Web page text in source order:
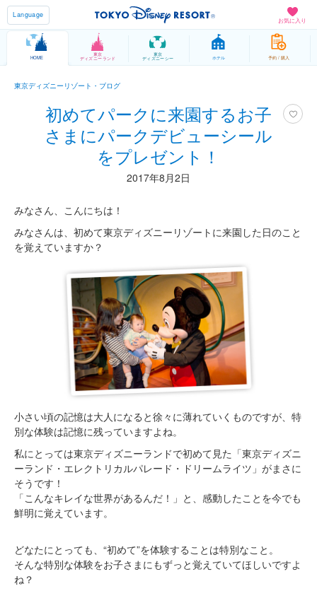
お気に入り
Language
HOME
東京
ディズニーランド
東京
ディズニーシー ホテル 予約 / 購入
東京ディズニーリゾート・ブログ
初めてパークに来園するお子
さまにパークデビューシール
をプレゼント！
2017年8月2日
みなさん、こんにちは！
みなさんは、初めて東京ディズニーリゾートに来園した日のこと
を覚えていますか？
小さい頃の記憶は大人になると徐々に薄れていくものですが、特
別な体験は記憶に残っていますよね。
私にとっては東京ディズニーランドで初めて見た「東京ディズニ
ーランド・エレクトリカルパレード・ドリームライツ」がまさに
そうです！
「こんなキレイな世界があるんだ！」と、感動したことを今でも
鮮明に覚えています。
どなたにとっても、“初めて”を体験することは特別なこと。
そんな特別な体験をお子さまにもずっと覚えていてほしいですよ
ね？